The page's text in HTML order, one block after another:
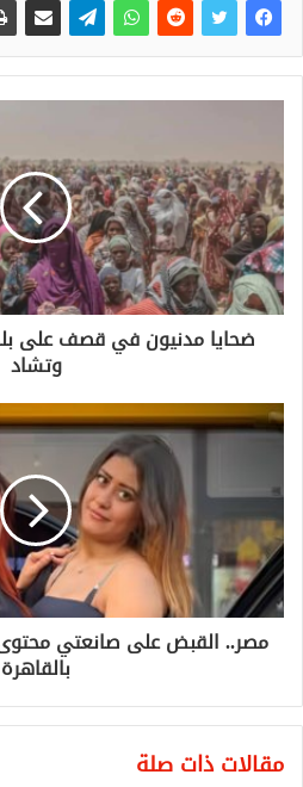
ضحايا مدنيون في قصف على
وتشاد
مصر.. القبض على صانعتي
بالقاهرة
مقالات ذات صلة